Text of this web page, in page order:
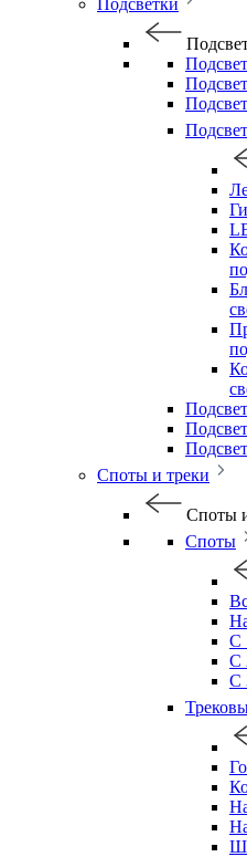
Подсветки
Споты и треки
Споты
Споты
С
С
С